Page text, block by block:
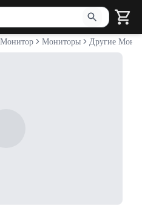
для поиска. Нажмите Enter
Мониторы Другие